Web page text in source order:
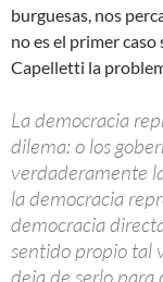
burguesas, nos
no es el primer
Capelletti la
La democracia
dilema: o los
verdaderamente
la democracia
democracia
sentido propio tal
deja de serlo para